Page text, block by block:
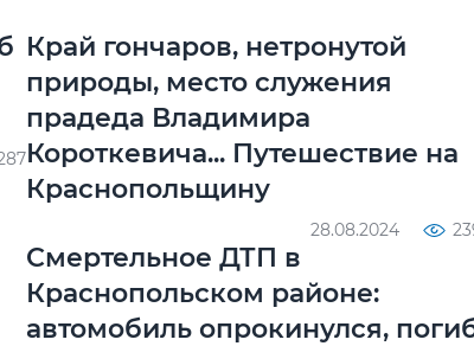
Край гончаров, нетронутой
природы, место служения
прадеда Владимира
Короткевича... Путешествие на
Краснопольщину
28.08.2024
Смертельное ДТП в
Краснопольском районе:
автомобиль опрокинулся,